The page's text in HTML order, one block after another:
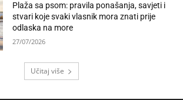
Plaža sa psom: pravila ponašanja, savjeti i
stvari koje svaki vlasnik mora znati prije
odlaska na more
27/07/2026
Učitaj više